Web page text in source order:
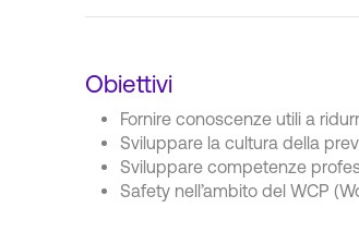
Obiettivi
Fornire conoscenze utili a
Sviluppare la cultura della
Sviluppare competenze
Safety nell’ambito del WCP